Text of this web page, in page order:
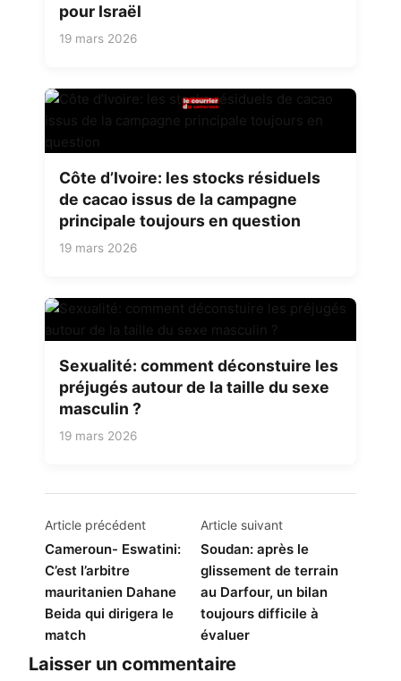
pour Israël
19 mars 2026
Côte d’Ivoire: les stocks résiduels
de cacao issus de la campagne
principale toujours en question
19 mars 2026
Sexualité: comment déconstuire les
préjugés autour de la taille du sexe
masculin ?
19 mars 2026
Navigation
de
l’article
Article précédent
Cameroun- Eswatini:
C’est l’arbitre
mauritanien Dahane
Beida qui dirigera le
match
Article suivant
Soudan: après le
glissement de terrain
au Darfour, un bilan
toujours difficile à
évaluer
Laisser un commentaire